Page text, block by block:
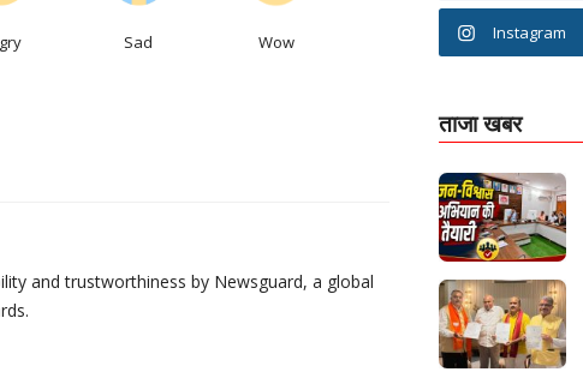
Sad Wow
and trustworthiness by Newsguard, a global
Instagram
ताजा खबर